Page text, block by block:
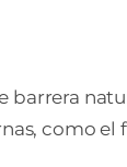
barrera
como el